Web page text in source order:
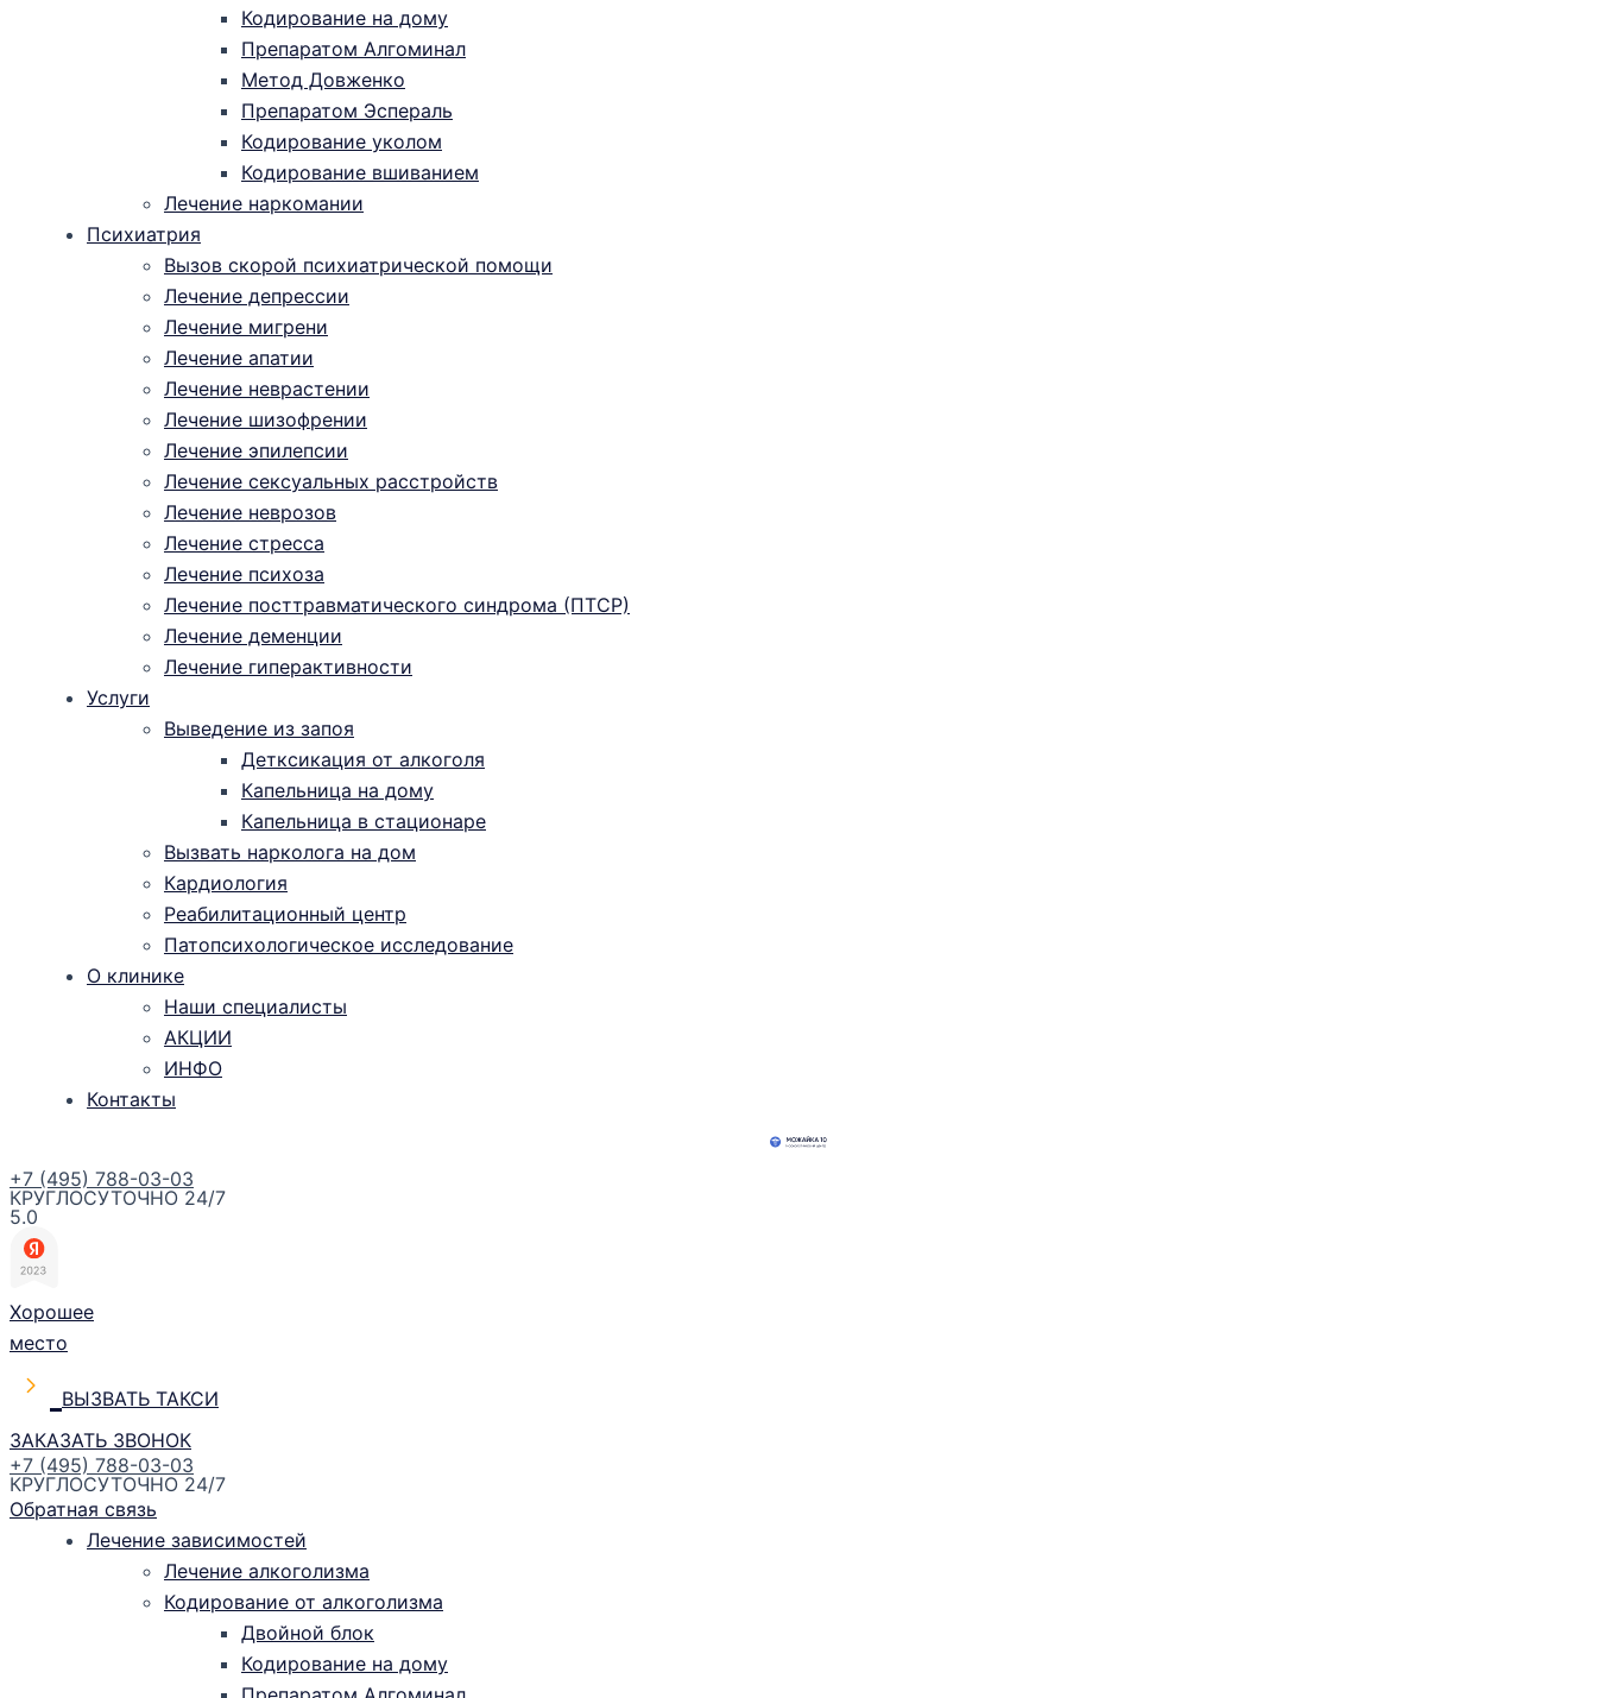
Кодирование на дому
Препаратом Алгоминал
Метод Довженко
Препаратом Эспераль
Кодирование уколом
Кодирование вшиванием
Лечение наркомании
Психиатрия
Вызов скорой психиатрической помощи
Лечение депрессии
Лечение мигрени
Лечение апатии
Лечение неврастении
Лечение шизофрении
Лечение эпилепсии
Лечение сексуальных расстройств
Лечение неврозов
Лечение стресса
Лечение психоза
Лечение посттравматического синдрома (ПТСР)
Лечение деменции
Лечение гиперактивности
Услуги
Выведение из запоя
Детксикация от алкоголя
Капельница на дому
Капельница в стационаре
Вызвать нарколога на дом
Кардиология
Реабилитационный центр
Патопсихологическое исследование
О клинике
Наши специалисты
АКЦИИ
ИНФО
Контакты
+7 (495) 788-03-03
КРУГЛОСУТОЧНО 24/7
5.0
Хорошее
место
ВЫЗВАТЬ ТАКСИ
ЗАКАЗАТЬ ЗВОНОК
+7 (495) 788-03-03
КРУГЛОСУТОЧНО 24/7
Обратная связь
Лечение зависимостей
Лечение алкоголизма
Кодирование от алкоголизма
Двойной блок
Кодирование на дому